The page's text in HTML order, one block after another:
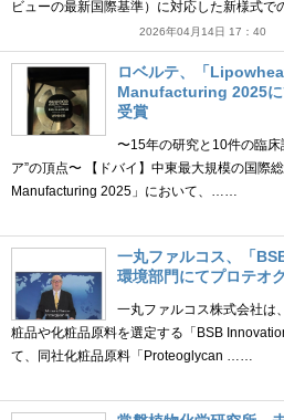
ビューの最新国際基準）に対応した新様式
2026年04月14日 17：40
ロベルテ、「
Manufacturing 2025に
受賞
〜15年の研究と10件の臨
ア”の頂点〜 【ドバイ】中東最大規模の国際
Manufacturing 2025」において、……
一丸ファルコス、「
環境部門にてプロテオ
一丸ファルコス株式会社は
粧品や化粧品原料を選定する「BSB
て、同社化粧品原料「Proteoglycan ……